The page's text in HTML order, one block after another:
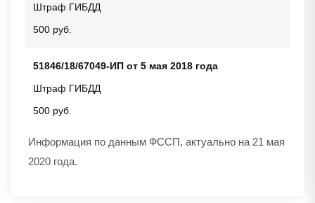
Штраф ГИБДД
500 руб.
51846/18/67049-ИП от 5 мая 2018 года
Штраф ГИБДД
500 руб.
Информация по данным ФССП, актуально на 21 мая
2020 года.